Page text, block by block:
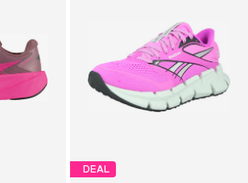
DEAL